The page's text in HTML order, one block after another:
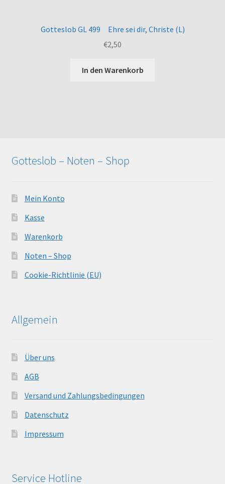
Gotteslob GL 499 Ehre sei dir, Christe (L)
€2,50
In den Warenkorb
Gotteslob – Noten – Shop
Mein Konto
Kasse
Warenkorb
Noten – Shop
Cookie-Richtlinie (EU)
Allgemein
Über uns
AGB
Versand und Zahlungsbedingungen
Datenschutz
Impressum
Service Hotline